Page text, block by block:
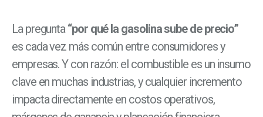
La pregunta“por qué la gasolina sube de precio”
es cada vez más común entre consumidores y
empresas. Y con razón: el combustible es un insumo
clave en muchas industrias, y cualquier incremento
impacta directamente en costos operativos,